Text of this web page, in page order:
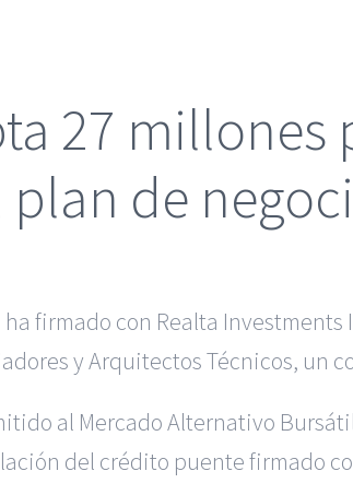
27 millones
de
firmado con Realta
y Arquitectos Técnicos, un
al Mercado Alternativo
del crédito puente firmado